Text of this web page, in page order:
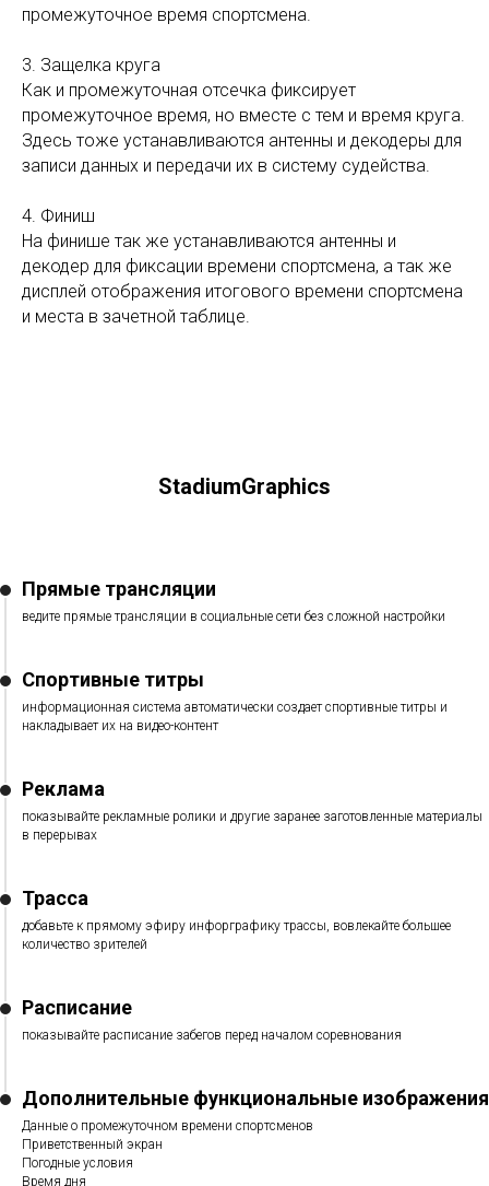
промежуточное время спортсмена.
3. Защелка круга
Как и промежуточная отсечка фиксирует
промежуточное время, но вместе с тем и время круга.
Здесь тоже устанавливаются антенны и декодеры для
записи данных и передачи их в систему судейства.
4. Финиш
На финише так же устанавливаются антенны и
декодер для фиксации времени спортсмена, а так же
дисплей отображения итогового времени спортсмена
и места в зачетной таблице.
StadiumGraphics
Прямые трансляции
ведите прямые трансляции в социальные сети без сложной настройки
Спортивные титры
информационная система автоматически создает спортивные титры и
накладывает их на видео-контент
Реклама
показывайте рекламные ролики и другие заранее заготовленные материалы
в перерывах
Трасса
добавьте к прямому эфиру инфорграфику трассы, вовлекайте большее
количество зрителей
Расписание
показывайте расписание забегов перед началом соревнования
Дополнительные функциональные изображения
Данные о промежуточном времени спортсменов
Приветственный экран
Погодные условия
Время дня